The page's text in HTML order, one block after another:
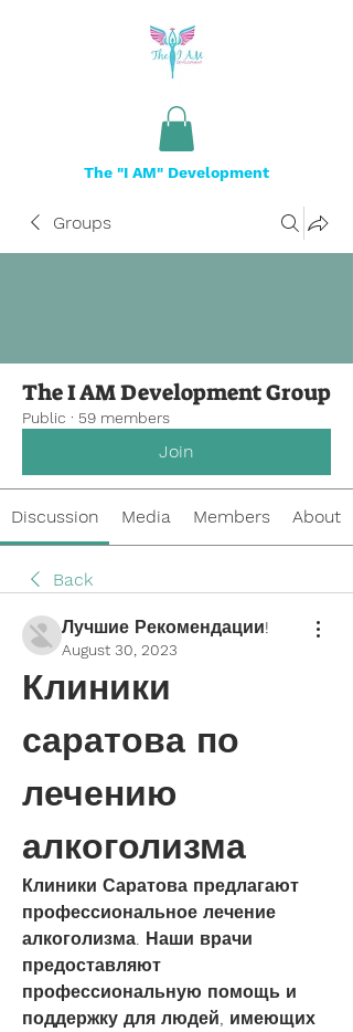
The "I AM" Development
Groups
The I AM Development Group
Public · 59 members
Join
Discussion Media Members About
Back
Лучшие Рекомендации!
August 30, 2023
Клиники
саратова по
лечению
алкоголизма
Клиники Саратова предлагают
профессиональное лечение
алкоголизма. Наши врачи
предоставляют
профессиональную помощь и
поддержку для людей, имеющих